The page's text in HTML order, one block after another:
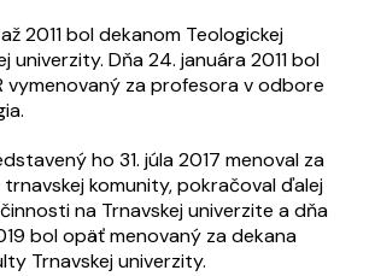
2011 bol dekanom Teologickej
univerzity. Dňa 24. januára 2011 bol
vymenovaný za profesora v odbore
ho 31. júla 2017 menoval za
komunity, pokračoval ďalej
na Trnavskej univerzite a dňa
bol opäť menovaný za dekana
Trnavskej univerzity.